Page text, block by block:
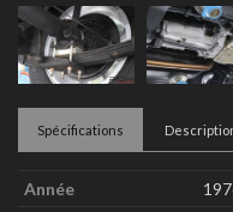
Spécifications
Année